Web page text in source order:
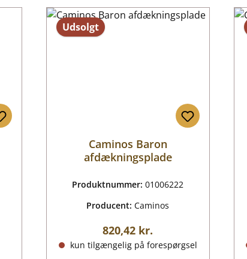
Udsolgt
Caminos Baron
afdækningsplade
Produktnummer:01006222
Producent:Caminos
Almindelig pris:
820,42 kr.
kun tilgængelig på forespørgsel